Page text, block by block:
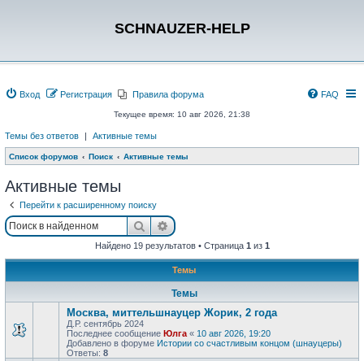
SCHNAUZER-HELP
Вход Регистрация Правила форума FAQ
Текущее время: 10 авг 2026, 21:38
Темы без ответов | Активные темы
Список форумов Поиск Активные темы
Активные темы
Перейти к расширенному поиску
ПоискРасширенный поиск
Найдено 19 результатов • Страница 1 из 1
Темы
Темы
Москва, миттельшнауцер Жорик, 2 года
Д.Р. сентябрь 2024
Последнее сообщение Юлга « 10 авг 2026, 19:20
Добавлено в форуме Истории со счастливым концом (шнауцеры)
Ответы: 8